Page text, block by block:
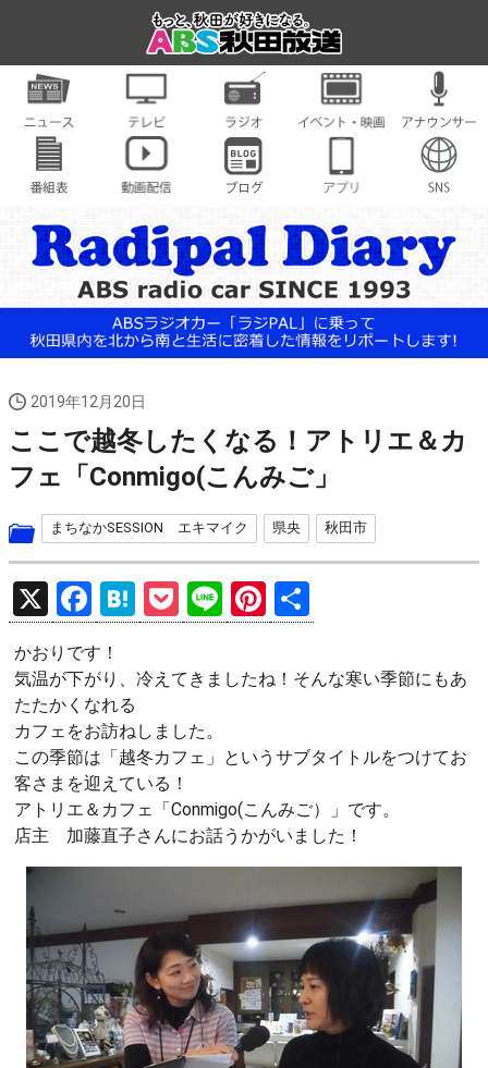
2019年12月20日
ここで越冬したくなる！アトリエ＆カ
フェ「Conmigo(こんみご」
まちなかSESSION エキマイク 県央 秋田市
X
F
a
ce
b
o
o
k
H
at
e
a
P
o
ck
Li
n
e
Pi
nt
er
有
かおりです！
気温が下がり、冷えてきましたね！そんな寒い季節にもあ
たたかくなれる
カフェをお訪ねしました。
この季節は「越冬カフェ」というサブタイトルをつけてお
客さまを迎えている！
アトリエ＆カフェ「Conmigo(こんみご）」です。
店主 加藤直子さんにお話うかがいました！